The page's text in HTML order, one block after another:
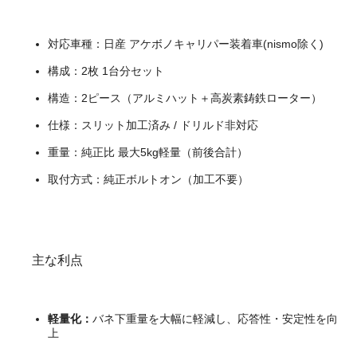
対応車種：日産 アケボノキャリパー装着車(nismo除く)
構成：2枚 1台分セット
構造：2ピース（アルミハット＋高炭素鋳鉄ローター）
仕様：スリット加工済み / ドリルド非対応
重量：純正比 最大5kg軽量（前後合計）
取付方式：純正ボルトオン（加工不要）
主な利点
軽量化： バネ下重量を大幅に軽減し、応答性・安定性を向
上